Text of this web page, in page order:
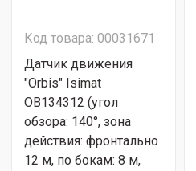
Код товара: 00031671
Датчик движения
"Orbis" Isimat
OB134312 (угол
обзора: 140°, зона
действия: фронтально
12 м, по бокам: 8 м,